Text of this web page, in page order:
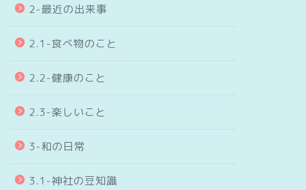
2-最近の出来事
2.1-食べ物のこと
2.2-健康のこと
2.3-楽しいこと
3-和の日常
3.1-神社の豆知識